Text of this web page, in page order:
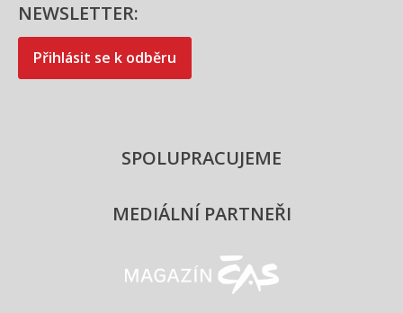
NEWSLETTER:
Přihlásit se k odběru
SPOLUPRACUJEME
MEDIÁLNÍ PARTNEŘI
Magazín ČAS - logo